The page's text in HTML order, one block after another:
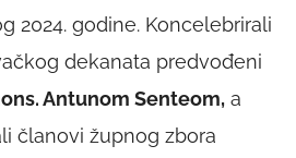
2024. godine. Koncelebrirali
dekanata predvođeni
Antunom Senteom, a
članovi župnog zbora